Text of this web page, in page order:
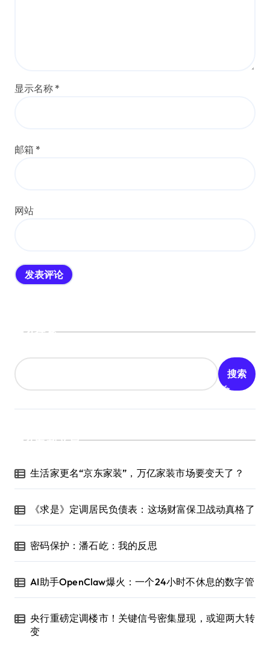
显示名称 *
邮箱 *
网站
搜索
搜索
最新文章
生活家更名“京东家装”，万亿家装市场要变天了？
《求是》定调居民负债表：这场财富保卫战动真格了
密码保护：潘石屹：我的反思
AI助手OpenClaw爆火：一个24小时不休息的数字管
央行重磅定调楼市！关键信号密集显现，或迎两大转
变